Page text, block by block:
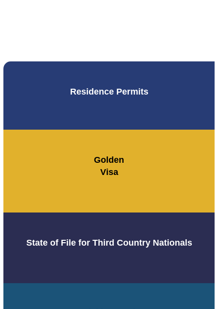
Residence Permits
Golden
Visa
State of File for Third Country Nationals